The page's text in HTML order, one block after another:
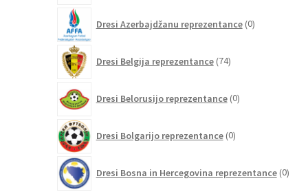
Dresi Azerbajdžanu reprezentance 0izdelkov
Dresi Belgija reprezentance 74izdelkov
Dresi Belorusijo reprezentance 0izdelkov
Dresi Bolgarijo reprezentance 0izdelkov
Dresi Bosna in Hercegovina reprezentance 0